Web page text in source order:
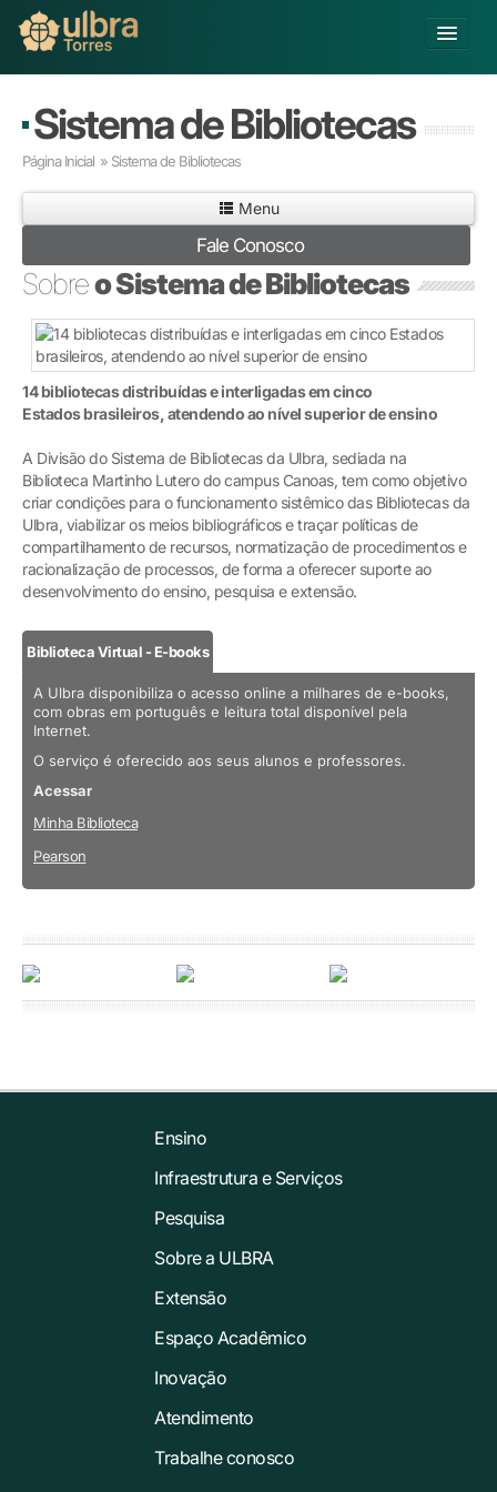
Buscar
Já sou Aluno
Matricule-se
Educação Básica
Graduação
Pós-graduação
Educação a Distância
Pesquisa
Extensão
Inovação
Sobre a ULBRA
Sistema de Bibliotecas
Página Inicial » Sistema de Bibliotecas
Menu
Fale Conosco
Sobreo Sistema de Bibliotecas
14 bibliotecas distribuídas e interligadas em cinco
Estadosbrasileiros, atendendo ao nível superior de ensino
A Divisão do Sistema de Bibliotecas da Ulbra, sediada na
Biblioteca Martinho Lutero do campus Canoas, tem como objetivo
criar condições para o funcionamento sistêmico das Bibliotecas da
Ulbra, viabilizar os meios bibliográficos e traçar políticas de
compartilhamento de recursos, normatização de procedimentos e
racionalização de processos, de forma a oferecer suporte ao
desenvolvimento do ensino, pesquisa e extensão.
Biblioteca Virtual - E-books
A Ulbra disponibiliza o acesso online a milhares de e-books,
com obras em português e leitura total disponível pela
Internet.
O serviço é oferecido aos seus alunos e professores.
Acessar
Minha Biblioteca
Pearson
Ensino
Infraestrutura e Serviços
Pesquisa
Sobre a ULBRA
Extensão
Espaço Acadêmico
Inovação
Atendimento
Trabalhe conosco